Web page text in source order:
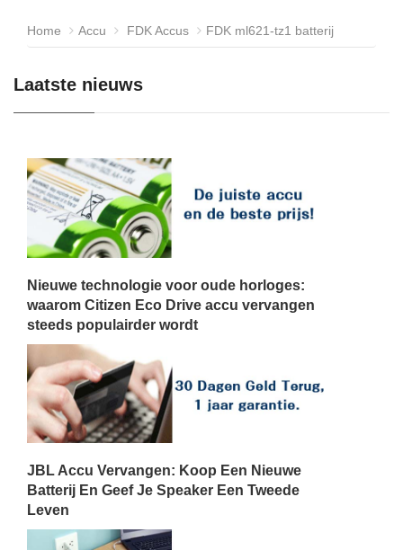
Home Accu FDK Accus FDK ml621-tz1 batterij
Laatste nieuws
Nieuwe technologie voor oude horloges:
waarom Citizen Eco Drive accu vervangen
steeds populairder wordt
JBL Accu Vervangen: Koop Een Nieuwe
Batterij En Geef Je Speaker Een Tweede
Leven